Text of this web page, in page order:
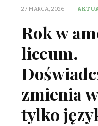
27 MARCA, 2026
Rok w
liceum.
zmienia
tylko